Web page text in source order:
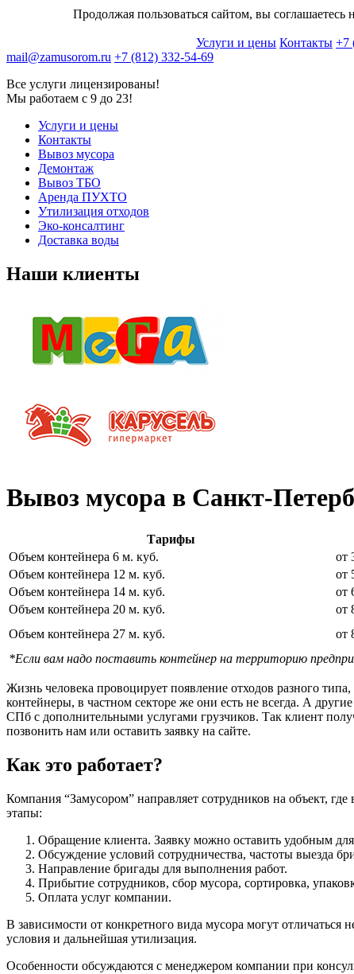
Продолжая пользоваться сайтом, вы
Услуги и цены Контакты +7
mail@zamusorom.ru +7 (812) 332-54-69
Все услуги лицензированы!
Мы работаем с 9 до 23!
Услуги и цены
Контакты
Вывоз мусора
Демонтаж
Вывоз ТБО
Аренда ПУХТО
Утилизация отходов
Эко-консалтинг
Доставка воды
Наши клиенты
Вывоз мусора в Санкт-
Тарифы
*Если вам надо поставить контейнер на территорию
Объем контейнера 6 м. куб. от
Объем контейнера 12 м. куб.
от
Объем контейнера 14 м. куб.
от
Объем контейнера 20 м. куб.
от
Объем контейнера 27 м. куб.
от
Жизнь человека провоцирует появление отходов разного
контейнеры, в частном секторе же они есть не всегда. А
СПб с дополнительными услугами грузчиков. Так клиент
позвонить нам или оставить заявку на сайте.
Как это работает?
Компания “Замусором” направляет сотрудников на объект,
этапы:
Обращение клиента. Заявку можно оставить удобным
Обсуждение условий сотрудничества, частоты выезда
Направление бригады для выполнения работ.
Прибытие сотрудников, сбор мусора, сортировка,
Оплата услуг компании.
В зависимости от конкретного вида мусора могут
условия и дальнейшая утилизация.
Особенности обсуждаются с менеджером компании при